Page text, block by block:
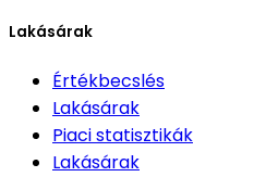
Lakásárak
Értékbecslés
Lakásárak
Piaci statisztikák
Lakásárak